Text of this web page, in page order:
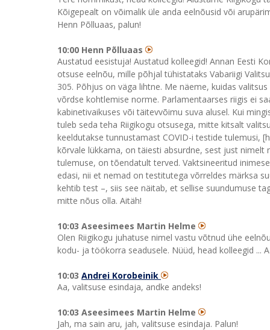
Kõigepealt on võimalik üle anda eelnõusid või
Henn Põlluaas, palun!
10:00 Henn Põlluaas
Austatud eesistuja! Austatud kolleegid! Annan Eesti
otsuse eelnõu, mille põhjal tühistataks Vabariigi
305. Põhjus on väga lihtne. Me näeme, kuidas
võrdse kohtlemise norme. Parlamentaarses riigis ei
kabinetivaikuses või täitevvõimu suva alusel. Kui
tuleb seda teha Riigikogu otsusega, mitte kitsalt
keeldutakse tunnustamast COVID-i testide tulemusi,
kõrvale lükkama, on täiesti absurdne, sest just nimelt
tulemuse, on tõendatult terved. Vaktsineeritud
edasi, nii et nemad on testitutega võrreldes märksa
kehtib test –, siis see näitab, et sellise suundumuse
mitte nõus olla. Aitäh!
10:03 Aseesimees Martin Helme
Olen Riigikogu juhatuse nimel vastu võtnud ühe
kodu- ja töökorra seadusele. Nüüd, head kolleegid ...
10:03 Andrei Korobeinik
Aa, valitsuse esindaja, andke andeks!
10:03 Aseesimees Martin Helme
Jah, ma sain aru, jah, valitsuse esindaja. Palun!